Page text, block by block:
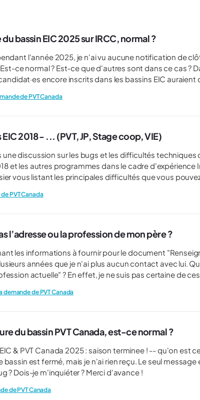
bassin EIC 2025 sur IRCC, normal ?
l'année 2025, je n'ai vu aucune notification de
encore inscrits dans les bassins EIC auraient
et voir apparaître sur leur compte IRCC les
au bassin » de mon côté. Juste pour être sûre que tout
de PVT Canada
2018 - ... (PVT, JP, Stage coop, VIE)
discussion sur les bugs et les difficultés techniques
et les autres programmes dans le cadre d'expérience
vous listant les principales difficultés que vous
Nous vous invitons à consulter ce dossier avant de
discussion pour voir si une solution à votre
pas, que dois-je faire ? - J'ai un souci avec mon mot de passe
PVT Canada
l’adresse ou la profession de mon père ?
années que je n'ai plus aucun contact avec lui.
actuelle" ? En effet, je ne suis pas certaine de
demande de PVT Canada
du bassin PVT Canada, est-ce normal ?
je n'ai rien reçu. Le seul message est "Bienvenue au bassin"
reçu à mon inscription. Retard ? Bug ? Dois-je m'inquiéter ? Merci d'avance !
de PVT Canada